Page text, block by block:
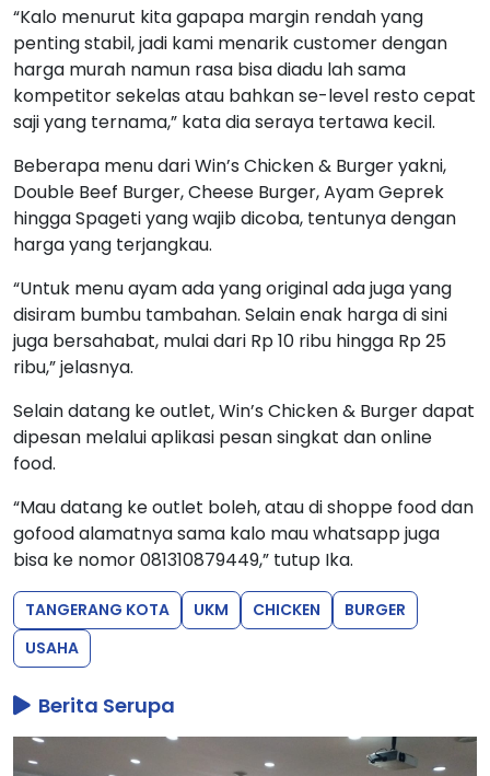
“Kalo menurut kita gapapa margin rendah yang
penting stabil, jadi kami menarik customer dengan
harga murah namun rasa bisa diadu lah sama
kompetitor sekelas atau bahkan se-level resto cepat
saji yang ternama,” kata dia seraya tertawa kecil.
Beberapa menu dari Win’s Chicken & Burger yakni,
Double Beef Burger, Cheese Burger, Ayam Geprek
hingga Spageti yang wajib dicoba, tentunya dengan
harga yang terjangkau.
“Untuk menu ayam ada yang original ada juga yang
disiram bumbu tambahan. Selain enak harga di sini
juga bersahabat, mulai dari Rp 10 ribu hingga Rp 25
ribu,” jelasnya.
Selain datang ke outlet, Win’s Chicken & Burger dapat
dipesan melalui aplikasi pesan singkat dan online
food.
“Mau datang ke outlet boleh, atau di shoppe food dan
gofood alamatnya sama kalo mau whatsapp juga
bisa ke nomor 081310879449,” tutup Ika.
TANGERANG KOTA UKM CHICKEN
BURGER
USAHA
Berita Serupa